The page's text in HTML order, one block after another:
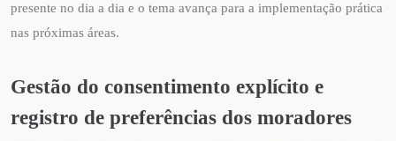
presente no dia a dia e o tema avança para a implementação prática
nas próximas áreas.
Gestão do consentimento explícito e
registro de preferências dos moradores